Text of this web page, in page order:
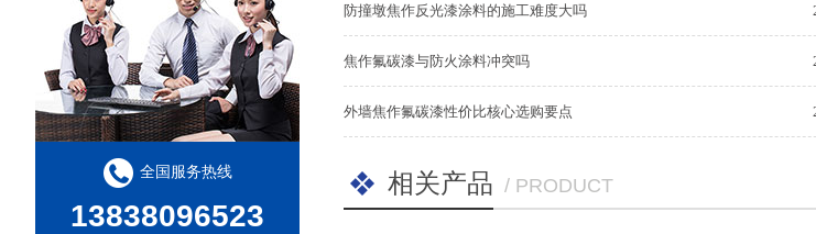
全国服务热线
13838096523
防撞墩焦作反光漆涂料的施工难度大吗
焦作氟碳漆与防火涂料冲突吗
外墙焦作氟碳漆性价比核心选购要点
相关产品 / PRODUCT